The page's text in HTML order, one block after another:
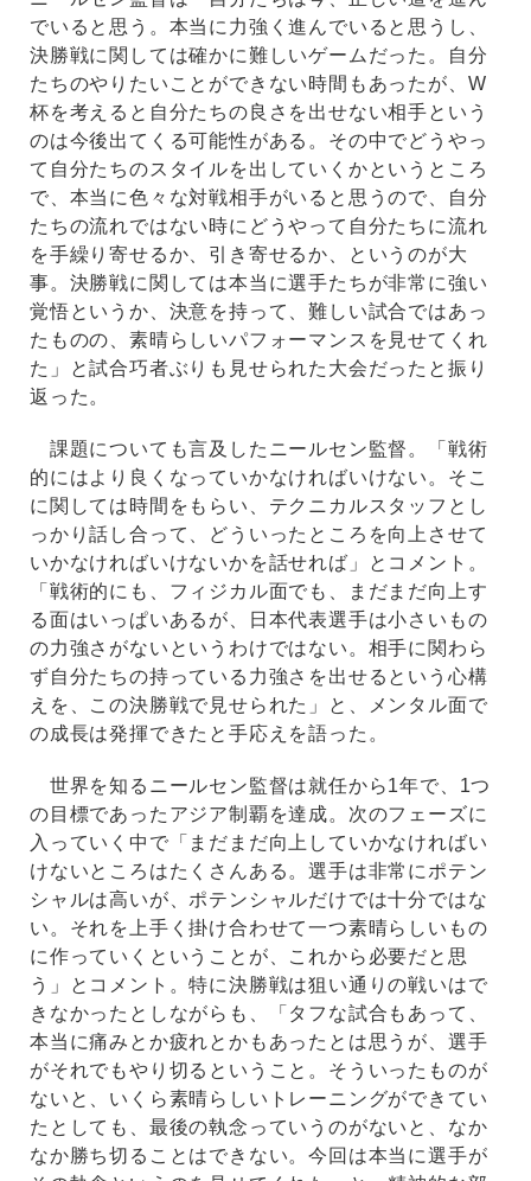
でいると思う。本当に力強く進んでいると思うし、
決勝戦に関しては確かに難しいゲームだった。自分
たちのやりたいことができない時間もあったが、W
杯を考えると自分たちの良さを出せない相手という
のは今後出てくる可能性がある。その中でどうやっ
て自分たちのスタイルを出していくかというところ
で、本当に色々な対戦相手がいると思うので、自分
たちの流れではない時にどうやって自分たちに流れ
を手繰り寄せるか、引き寄せるか、というのが大
事。決勝戦に関しては本当に選手たちが非常に強い
覚悟というか、決意を持って、難しい試合ではあっ
たものの、素晴らしいパフォーマンスを見せてくれ
た」と試合巧者ぶりも見せられた大会だったと振り
返った。
課題についても言及したニールセン監督。「戦術
的にはより良くなっていかなければいけない。そこ
に関しては時間をもらい、テクニカルスタッフとし
っかり話し合って、どういったところを向上させて
いかなければいけないかを話せれば」とコメント。
「戦術的にも、フィジカル面でも、まだまだ向上す
る面はいっぱいあるが、日本代表選手は小さいもの
の力強さがないというわけではない。相手に関わら
ず自分たちの持っている力強さを出せるという心構
えを、この決勝戦で見せられた」と、メンタル面で
の成長は発揮できたと手応えを語った。
世界を知るニールセン監督は就任から1年で、1つ
の目標であったアジア制覇を達成。次のフェーズに
入っていく中で「まだまだ向上していかなければい
けないところはたくさんある。選手は非常にポテン
シャルは高いが、ポテンシャルだけでは十分ではな
い。それを上手く掛け合わせて一つ素晴らしいもの
に作っていくということが、これから必要だと思
う」とコメント。特に決勝戦は狙い通りの戦いはで
きなかったとしながらも、「タフな試合もあって、
本当に痛みとか疲れとかもあったとは思うが、選手
がそれでもやり切るということ。そういったものが
ないと、いくら素晴らしいトレーニングができてい
たとしても、最後の執念っていうのがないと、なか
なか勝ち切ることはできない。今回は本当に選手が